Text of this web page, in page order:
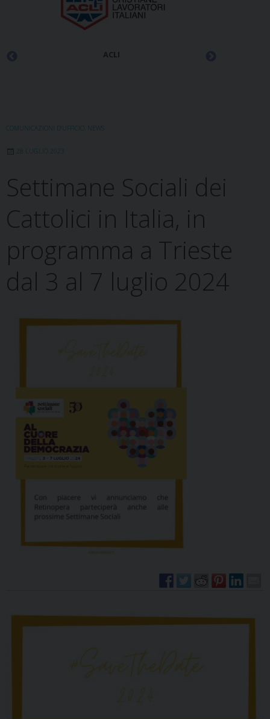
ACLI
COMUNICAZIONI D'UFFICIO NEWS
28 LUGLIO 2023
Settimane Sociali dei
Cattolici in Italia, in
programma a Trieste
dal 3 al 7 luglio 2024